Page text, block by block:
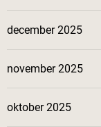
december 2025
november 2025
oktober 2025